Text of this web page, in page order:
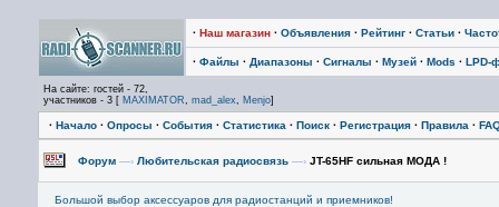
· Наш магазин · Объявления · Рейтинг · Статьи ·
· Файлы · Диапазоны · Сигналы · Музей · Mods · LPD-
На сайте: гостей - 72,
участников - 3 [ MAXIMATOR, mad_alex, Menjo]
· Начало · Опросы · События · Статистика · Поиск · Регистрация · Правила ·
Форум —› Любительская радиосвязь —› JT-65HF сильная МОДА !
Большой выбор аксессуаров для радиостанций и приемников!